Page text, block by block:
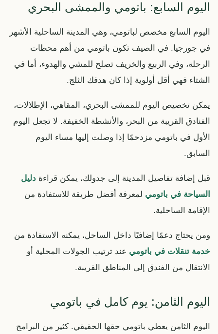
اليوم السابع: باتومي والممشى البحري
اليوم السابع مخصص لباتومي، وهي المدينة الساحلية الأشهر
في جورجيا. في الصيف تكون باتومي من أهم محطات
الرحلة، وفي الربيع والخريف تصلح للمشي والهدوء، أما في
الشتاء فهي أقل أولوية إذا كان هدفك الثلج.
يمكن تخصيص اليوم للممشى البحري، المقاهي، الإطلالات،
الفنادق القريبة من البحر، والأنشطة الخفيفة. لا تجعل اليوم
الأول في باتومي مزدحمًا إذا وصلت إليها مساء اليوم
السابق.
قبل إضافة تفاصيل المدينة إلى جدولك، يمكن قراءة دليل
السياحة في باتومي لمعرفة أفضل طريقة للاستفادة من
الإقامة الساحلية.
ومن يحتاج دعمًا إضافيًا داخل الساحل، يمكنه الاستفادة من
خدمة تنقلات في باتومي عند ترتيب الجولات المحلية أو
الانتقال من الفندق إلى المناطق القريبة.
اليوم الثامن: يوم كامل في باتومي
اليوم الثامن يعطي باتومي حقها الحقيقي. كثير من البرامج